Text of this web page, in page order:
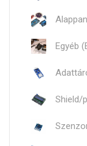
Egyéb
Shield/